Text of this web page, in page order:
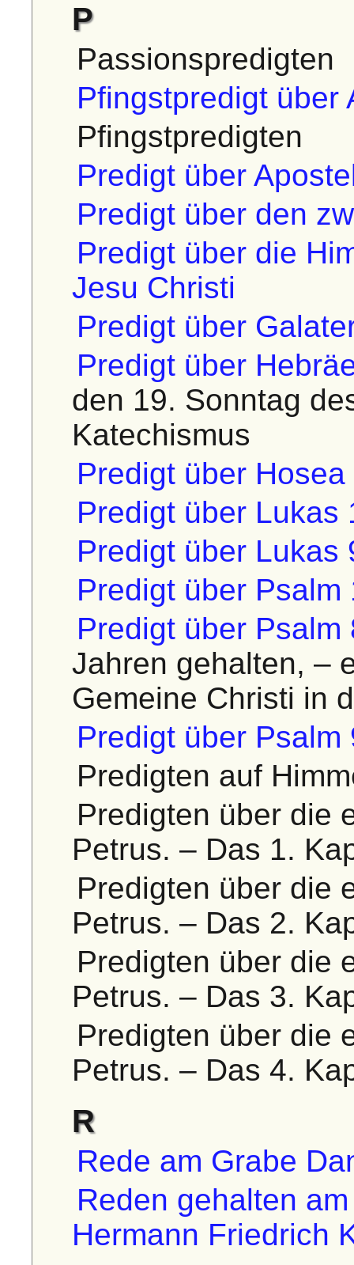
P
Passionspredigten
Pfingstpredigt über
Pfingstpredigten
Predigt über
Predigt über den
Predigt über die
Jesu Christi
Predigt über
Predigt über
den 19. Sonntag
Katechismus
Predigt über Hosea
Predigt über Lukas
Predigt über Lukas
Predigt über Psalm
Predigt über Psalm
Jahren gehalten, –
Gemeine Christi in
Predigt über Psalm
Predigten auf
Predigten über die
Petrus. – Das 1.
Predigten über die
Petrus. – Das 2.
Predigten über die
Petrus. – Das 3.
Predigten über die
Petrus. – Das 4.
R
Rede am Grabe
Reden gehalten
Hermann Friedrich